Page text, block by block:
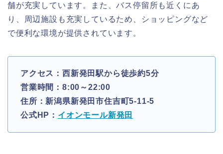
舗が充実しています。また、バス停留所も近くにあ
り、周辺施設も充実しているため、ショッピングなど
で便利な環境が提供されています。
アクセス：西新発田駅から徒歩約5分
営業時間：8:00～22:00
住所：新潟県新発田市住吉町5-11-5
公式HP： イオンモール新発田